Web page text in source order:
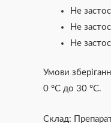
Не
Не
Не
Умови
0 °С до 30 °С.
Склад: